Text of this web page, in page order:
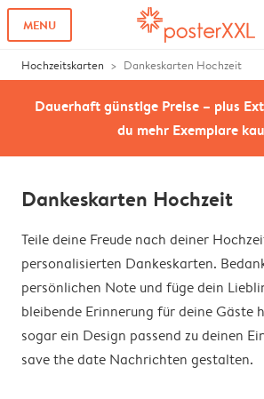
MENU
Hochzeitskarten Dankeskarten Hochzeit
Dauerhaft günstige Preise – plus
du mehr Exemplare
Dankeskarten Hochzeit
Teile deine Freude nach deiner
personalisierten Dankeskarten.
persönlichen Note und füge dein
bleibende Erinnerung für deine Gäste
sogar ein Design passend zu deinen
save the date Nachrichten gestalten.